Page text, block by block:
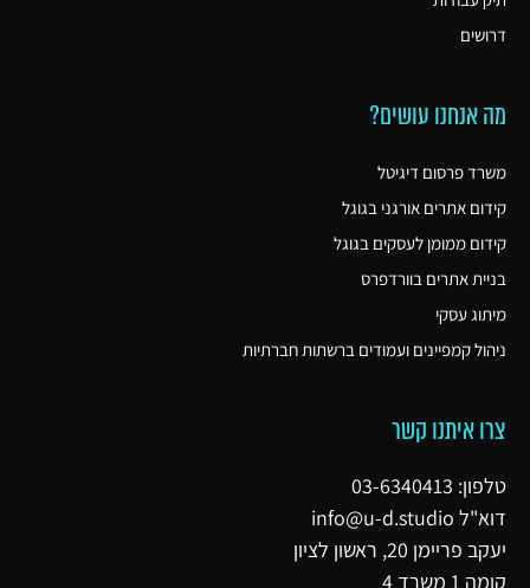
דרושים
מה אנחנו עושים?
משרד פרסום דיגיטל
קידום אתרים אורגני בגוגל
קידום ממומן לעסקים בגוגל
בניית אתרים בוורדפרס
מיתוג עסקי
ניהול קמפיינים ועמודים ברשתות חברתיות
צרו איתנו קשר
טלפון: 03-6340413
דוא"ל info@u-d.studio
יעקב פריימן 20, ראשון לציון
קומה 1 משרד 4